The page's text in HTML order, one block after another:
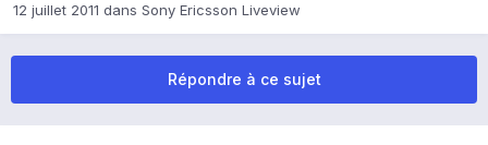
12 juillet 2011 dans Sony Ericsson Liveview
Répondre à ce sujet